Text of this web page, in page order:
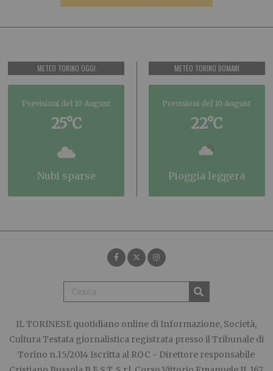
METEO TORINO OGGI
Previsioni del 10 August
25°C
nubi sparse
METEO TORINO DOMANI
Previsioni del 10 August
22°C
pioggia leggera
IL TORINESE quotidiano online di Informazione, Società,
Cultura Testata giornalistica registrata presso il Tribunale di
Torino n.15/2014 Iscritta al ROC - Direttore responsabile